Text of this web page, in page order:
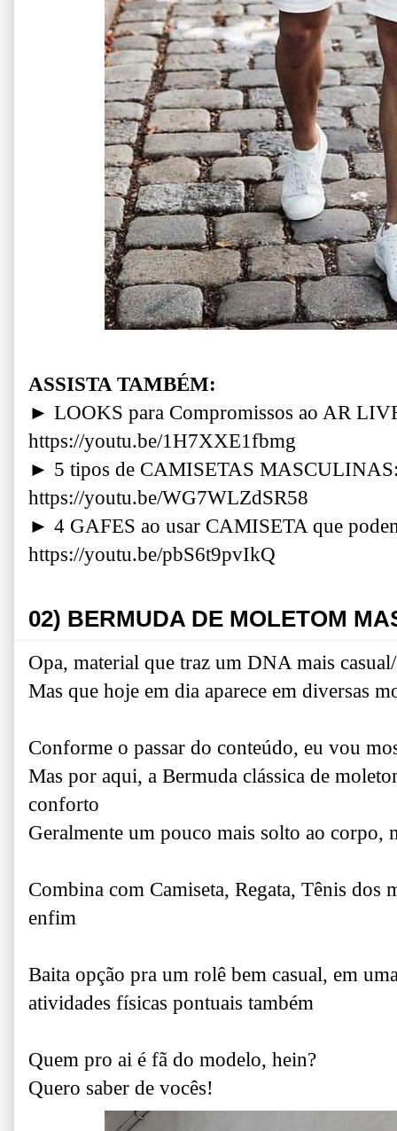
ASSISTA TAMBÉM:
► LOOKS para Compromissos ao AR
https://youtu.be/1H7XXE1fbmg
► 5 tipos de CAMISETAS MASCULINAS:
https://youtu.be/WG7WLZdSR58
► 4 GAFES ao usar CAMISETA que
https://youtu.be/pbS6t9pvIkQ
02) BERMUDA DE MOLETOM
Opa, material que traz um DNA mais
Mas que hoje em dia aparece em diversas
Conforme o passar do conteúdo, eu vou
Mas por aqui, a Bermuda clássica de
conforto
Geralmente um pouco mais solto ao corpo,
Combina com Camiseta, Regata, Tênis dos
enfim
Baita opção pra um rolê bem casual, em
atividades físicas pontuais também
Quem pro ai é fã do modelo, hein?
Quero saber de vocês!